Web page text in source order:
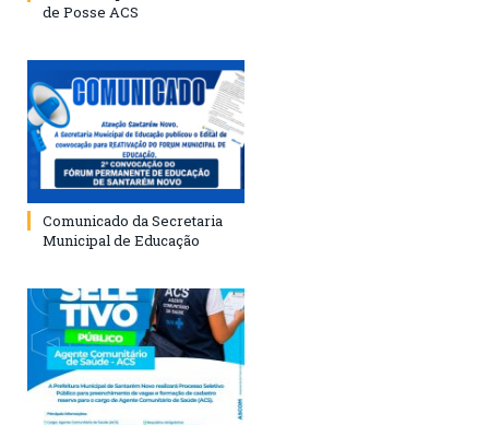
de Posse ACS
Comunicado da Secretaria
Municipal de Educação